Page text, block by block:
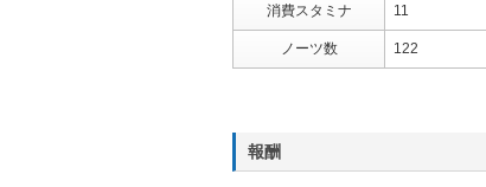
消費スタミナ 11
ノーツ数 122
報酬